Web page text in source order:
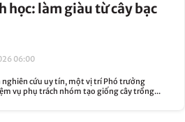
học: làm giàu từ cây bạc
06:00
nghiên cứu uy tín, một vị trí Phó trưởng
vụ phụ trách nhóm tạo giống cây trồng...